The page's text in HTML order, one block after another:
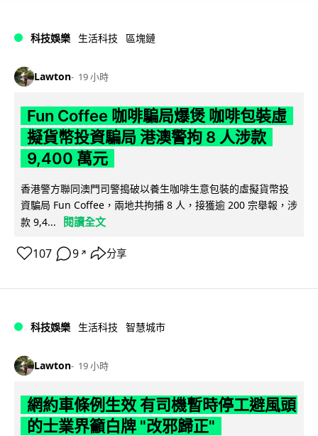
科技娛樂 生活科技 區塊鏈
Lawton 19 小時
Fun Coffee 咖啡騙局爆煲 咖啡包裝虛
擬貨幣投資騙局 港澳警拘 8 人涉款
9,400 萬元
香港警方聯同澳門司警搗破以養生咖啡生意包裝的虛擬貨幣投
資騙局 Fun Coffee，兩地共拘捕 8 人，接獲逾 200 宗舉報，涉
款 9,4...
閱讀全文
107 9 ↗ 分享
科技娛樂 生活科技 智慧城市
Lawton 19 小時
網約車條例生效 有司機暫時停工避風頭
的士業界籲白牌 "改邪歸正"